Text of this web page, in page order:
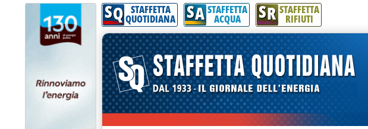
SQ STAFFETTA
QUOTIDIANA SA STAFFETTA
ACQUA SR STAFFETTA
RIFIUTI